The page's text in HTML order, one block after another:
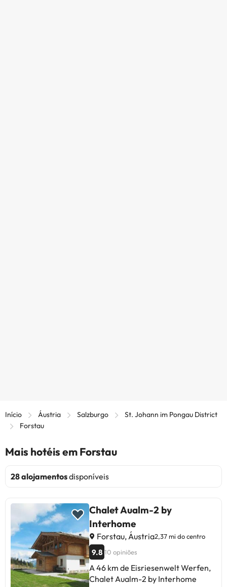
Início Áustria Salzburgo
St. Johann im Pongau District
Forstau
Mais hotéis em Forstau
28 alojamentosdisponíveis
Chalet Aualm-2 by
Interhome
Forstau, Áustria2,37 mi do centro
9.8 10 opiniões
A 46 km de Eisriesenwelt Werfen,
Chalet Aualm-2 by Interhome